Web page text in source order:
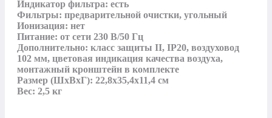
Индикатор фильтра: есть
Фильтры: предварительной очистки, угольный
Ионизация: нет
Питание: от сети 230 В/50 Гц
Дополнительно: класс защиты II, IP20, воздуховод
102 мм, цветовая индикация качества воздуха,
монтажный кронштейн в комплекте
Размер (ШхВхГ): 22,8х35,4х11,4 см
Вес: 2,5 кг